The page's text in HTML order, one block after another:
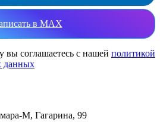
в MAX
соглашаетесь с нашей политикой
данных
М, Гагарина, 99